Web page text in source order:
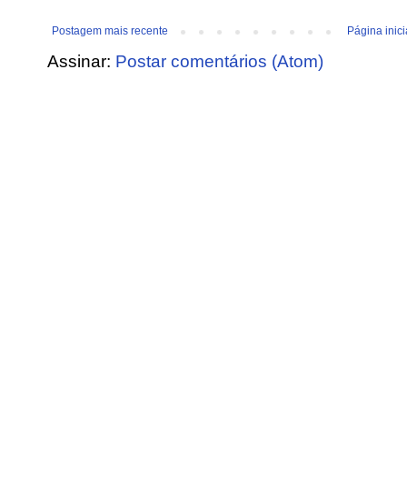
Postagem mais recente Página
Assinar: Postar comentários (Atom)